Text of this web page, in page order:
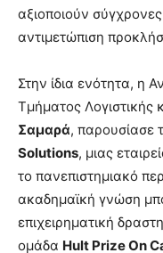
αξιοποιούν
αντιμετώπιση
Στην ίδια ενότητα, η
Τμήματος Λογιστικής
Σαμαρά, παρουσίασε
Solutions, μιας
το πανεπιστημιακό
ακαδημαϊκή γνώση
επιχειρηματική
ομάδα Hult Prize On